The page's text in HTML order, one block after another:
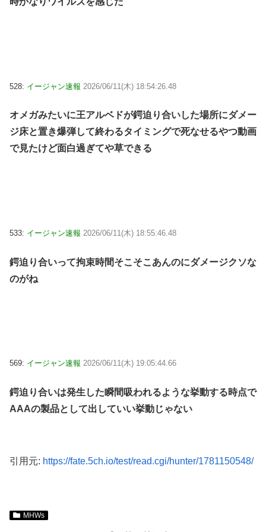
528: イージャン速報 2026/06/11(木) 18:54:26.48
オメガみたいに王アルベドが鍔迫り合いした場所にダメー
ジ床と置き爆弾して終わるタイミングで死なせるやつ動画
で見たけど面白過ぎてや草できる
533: イージャン速報 2026/06/11(木) 18:55:46.48
鍔迫り合いって拘束時間そこそこあんのにダメージクソな
のがね
569: イージャン速報 2026/06/11(木) 19:05:44.66
鍔迫り合いは発生した瞬間吸われるような挙動する時点で
AAAの製品として出していい挙動じゃない
引用元: https://fate.5ch.io/test/read.cgi/hunter/1781150548/
MHWs